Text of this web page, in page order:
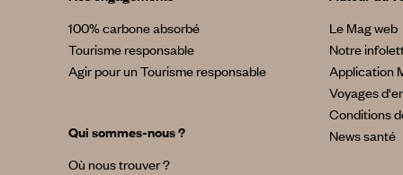
100% carbone absorbé
Tourisme responsable
Agir pour un Tourisme responsable
Qui sommes-nous ?
Où nous trouver ?
Le Mag web
Notre
Application
Voyages
Conditions
News santé